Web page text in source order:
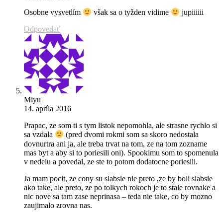
Osobne vysvetlím však sa o tyžden vidime
jupiiiiii
Odpovedať
Miyu
14. apríla 2016
Prapac, ze som ti s tym listok nepomohla, ale strasne rychlo si
sa vzdala
(pred dvomi rokmi som sa skoro nedostala
dovnurtra ani ja, ale treba trvat na tom, ze na tom zozname
mas byt a aby si to poriesili oni). Spookimu som to spomenula
v nedelu a povedal, ze ste to potom dodatocne poriesili.
Ja mam pocit, ze cony su slabsie nie preto ,ze by boli slabsie
ako take, ale preto, ze po tolkych rokoch je to stale rovnake a
nic nove sa tam zase neprinasa – teda nie take, co by mozno
zaujimalo zrovna nas.